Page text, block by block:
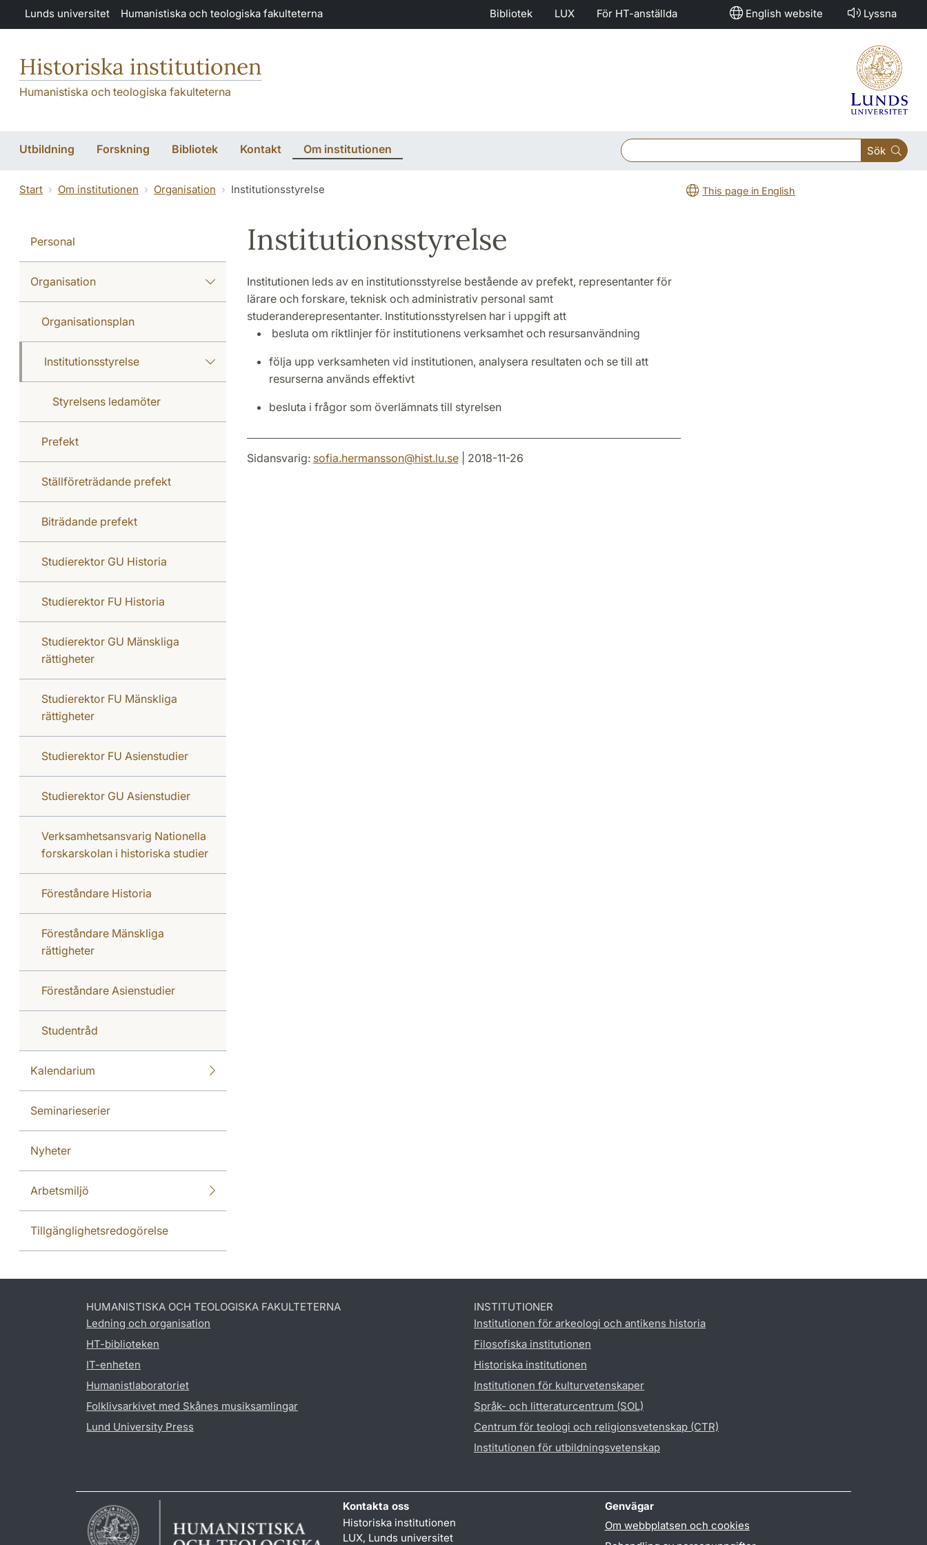
Hoppa till huvudinnehåll
Lunds universitet Humanistiska och teologiska fakulteterna Bibliotek LUX För HT-anställda English website Lyssna
Historiska institutionen
Humanistiska och teologiska fakulteterna
Utbildning Forskning Bibliotek Kontakt Om institutionen Sök
Start Om institutionen Organisation Institutionsstyrelse This page in English
Personal
Organisation
Organisationsplan
Institutionsstyrelse
Styrelsens ledamöter
Prefekt
Ställföreträdande prefekt
Biträdande prefekt
Studierektor GU Historia
Studierektor FU Historia
Studierektor GU Mänskliga
rättigheter
Studierektor FU Mänskliga
rättigheter
Studierektor FU Asienstudier
Studierektor GU Asienstudier
Verksamhetsansvarig Nationella
forskarskolan i historiska studier
Föreståndare Historia
Föreståndare Mänskliga
rättigheter
Föreståndare Asienstudier
Studentråd
Kalendarium
Seminarieserier
Nyheter
Arbetsmiljö
Tillgänglighetsredogörelse
Institutionsstyrelse
Institutionen leds av en institutionsstyrelse bestående av prefekt, representanter för
lärare och forskare, teknisk och administrativ personal samt
studeranderepresentanter. Institutionsstyrelsen har i uppgift att
besluta om riktlinjer för institutionens verksamhet och resursanvändning
följa upp verksamheten vid institutionen, analysera resultaten och se till att
resurserna används effektivt
besluta i frågor som överlämnats till styrelsen
Sidansvarig: sofia.hermansson@hist.lu.se| 2018-11-26
HUMANISTISKA OCH TEOLOGISKA FAKULTETERNA
Ledning och organisation
HT-biblioteken
IT-enheten
Humanistlaboratoriet
Folklivsarkivet med Skånes musiksamlingar
Lund University Press
INSTITUTIONER
Institutionen för arkeologi och antikens historia
Filosofiska institutionen
Historiska institutionen
Institutionen för kulturvetenskaper
Språk- och litteraturcentrum (SOL)
Centrum för teologi och religionsvetenskap (CTR)
Institutionen för utbildningsvetenskap
Kontakta oss
Historiska institutionen
LUX, Lunds universitet
Genvägar
Om webbplatsen och cookies